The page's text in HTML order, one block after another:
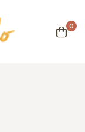
0